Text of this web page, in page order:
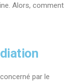
Alors, comment
par le